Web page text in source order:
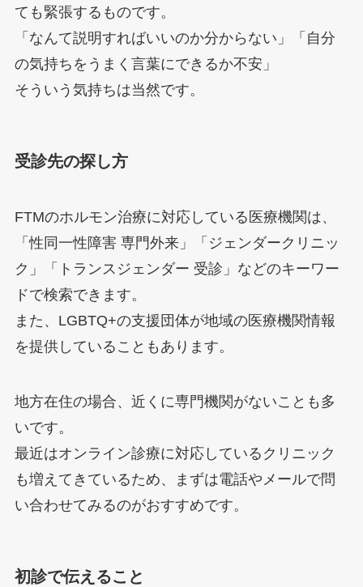
ても緊張するものです。
「なんて説明すればいいのか分からない」「自分
の気持ちをうまく言葉にできるか不安」
そういう気持ちは当然です。
受診先の探し方
FTMのホルモン治療に対応している医療機関は、
「性同一性障害 専門外来」「ジェンダークリニッ
ク」「トランスジェンダー 受診」などのキーワー
ドで検索できます。
また、LGBTQ+の支援団体が地域の医療機関情報
を提供していることもあります。
地方在住の場合、近くに専門機関がないことも多
いです。
最近はオンライン診療に対応しているクリニック
も増えてきているため、まずは電話やメールで問
い合わせてみるのがおすすめです。
初診で伝えること